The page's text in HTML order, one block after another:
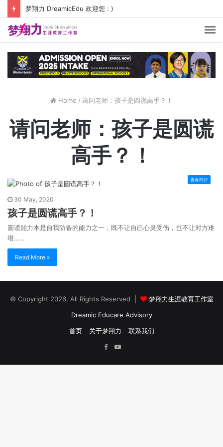
梦翔力 DreamicEdu 欢迎您 : )
Home / 请问老师：孩子是圆谎高手？！
请问老师：孩子是圆谎
高手？！
青春同行
30 May, 2020
孩子是圆谎高手？！
圆谎能力本是自我防备的能力之一，既不让自己心灵受伤，也不让对方难
堪……
Read More »
© Copyright 2026, All Rights Reserved |
梦翔力生涯教育工作室
Dreamic Educare Advisory
首页
关于梦翔力
联系我们
Facebook
YouTube